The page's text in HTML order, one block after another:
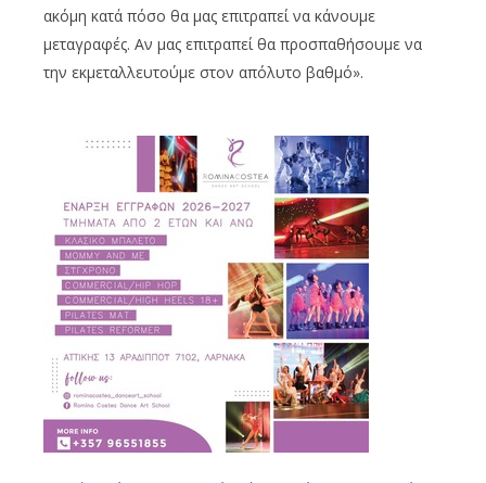
ακόμη κατά πόσο θα μας επιτραπεί να κάνουμε
μεταγραφές. Αν μας επιτραπεί θα προσπαθήσουμε να
την εκμεταλλευτούμε στον απόλυτο βαθμό».